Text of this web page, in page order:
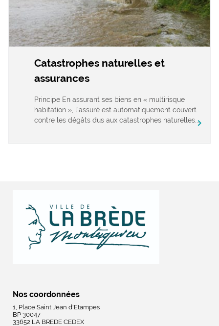
Catastrophes naturelles et
assurances
Principe En assurant ses biens en « multirisque
habitation », l’assuré est automatiquement couvert
contre les dégâts dus aux catastrophes naturelles...
chevron_right
Nos coordonnées
1, Place Saint Jean d'Etampes
BP 30047
33652 LA BREDE CEDEX